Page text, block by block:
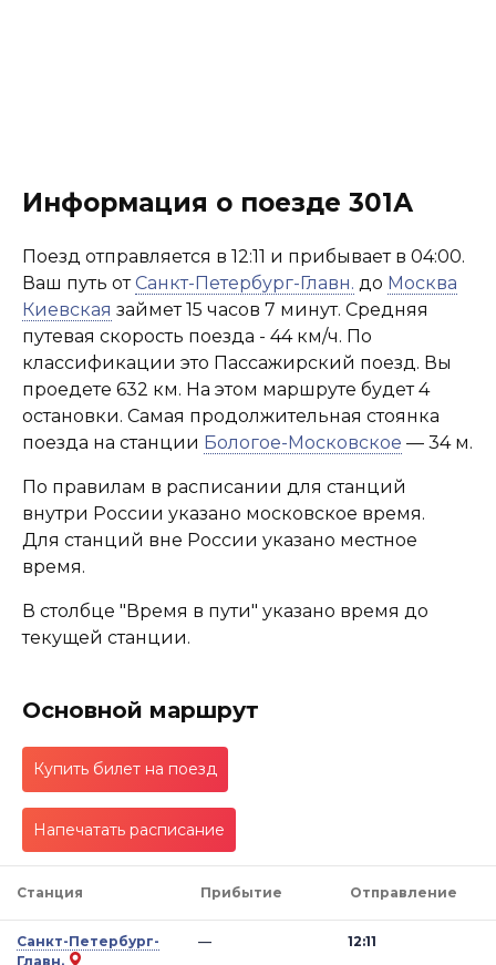
Информация о поезде 301А
Поезд отправляется в 12:11 и прибывает в 04:00.
Ваш путь отСанкт-Петербург-Главн. до Москва
Киевская займет 15 часов 7 минут. Средняя
путевая скорость поезда - 44 км/ч. По
классификации это Пассажирский поезд. Вы
проедете 632 км. На этом маршруте будет 4
остановки. Самая продолжительная стоянка
поезда на станции Бологое-Московское — 34 м.
По правилам в расписании для станций
внутри России указано московское время.
Для станций вне России указано местное
время.
В столбце "Время в пути" указано время до
текущей станции.
Основной маршрут
Купить билет на поезд
Напечатать расписание
Станция Прибытие Отправление
Санкт-Петербург-
Главн.
— 12:11